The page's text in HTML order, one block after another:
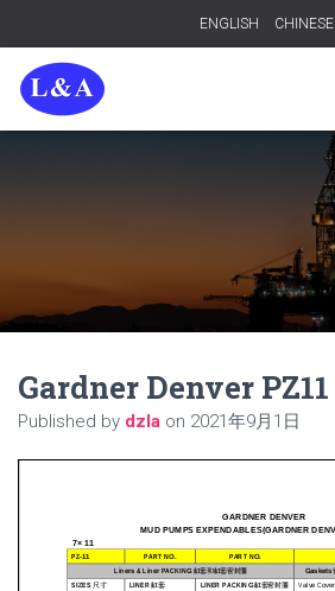
ENGLISH CHINESE
Gardner Denver PZ11
Published by dzla on 2021年9月1日